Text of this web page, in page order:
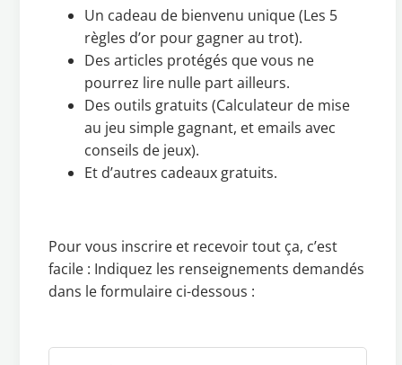
Un cadeau de bienvenu unique (Les 5
règles d’or pour gagner au trot).
Des articles protégés que vous ne
pourrez lire nulle part ailleurs.
Des outils gratuits (Calculateur de mise
au jeu simple gagnant, et emails avec
conseils de jeux).
Et d’autres cadeaux gratuits.
Pour vous inscrire et recevoir tout ça, c’est
facile : Indiquez les renseignements demandés
dans le formulaire ci-dessous :